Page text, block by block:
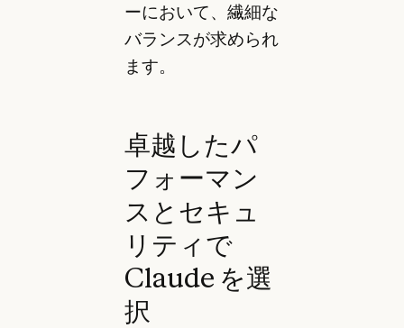
ーにおいて、繊細な
バランスが求められ
ます。
卓越したパ
フォーマン
スとセキュ
リティで
Claude を選
択